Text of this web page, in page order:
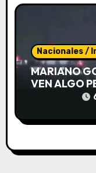
Nacionales /
MARIANO
VEN ALGO
EL RIESGO